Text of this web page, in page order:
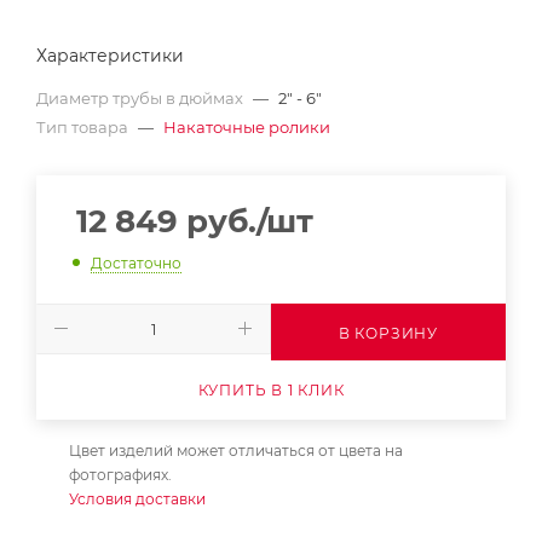
Характеристики
Диаметр трубы в дюймах — 2" - 6"
Тип товара — Накаточные ролики
12 849 руб./шт
Достаточно
В КОРЗИНУ
КУПИТЬ В 1 КЛИК
Цвет изделий может отличаться от цвета на
фотографиях.
Условия доставки